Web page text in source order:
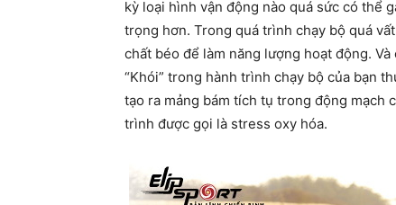
kỳ loại hình vận động nào quá sức có thể
trọng hơn. Trong quá trình chạy bộ quá
chất béo để làm năng lượng hoạt động.
“Khói” trong hành trình chạy bộ của bạn
tạo ra mảng bám tích tụ trong động mạch
trình được gọi là stress oxy hóa.